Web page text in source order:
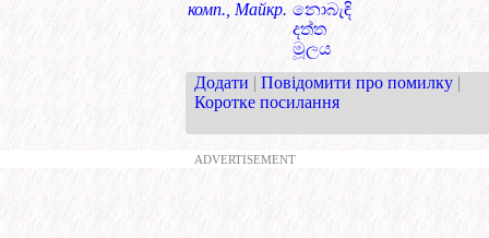
комп., Майкр. නොබැඳි
දත්ත
මූලය
Додати | Повідомити про помилку |
Коротке посилання
ADVERTISEMENT